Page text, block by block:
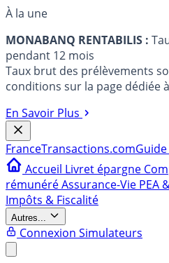
À la une
MONABANQ RENTABILIS :
pendant 12 mois
Taux brut des prélèvements
conditions sur la page dédiée
En Savoir Plus
FranceTransactions.com
Accueil Livret épargne
rémunéréAssurance-Vie PEA
Impôts & Fiscalité
Autres...
Connexion Simulateurs